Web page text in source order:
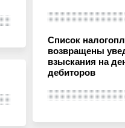
Список
возвращены
взыскания на
дебиторов